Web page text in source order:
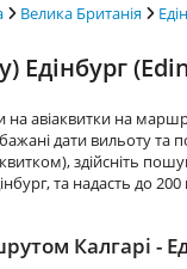
Велика Британія
Едінбург
авіаквитки на
дати вильоту та
здійсніть
та надасть до
Калгарі -